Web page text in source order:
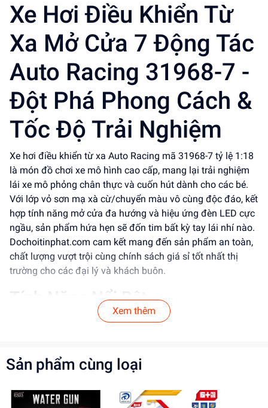
Xe Hơi Điều Khiển Từ
Xa Mở Cửa 7 Động Tác
Auto Racing 31968-7 -
Đột Phá Phong Cách &
Tốc Độ Trải Nghiệm
Xe hơi điều khiển từ xa Auto Racing mã 31968-7 tỷ lệ 1:18
là món đồ chơi xe mô hình cao cấp, mang lại trải nghiệm
lái xe mô phỏng chân thực và cuốn hút dành cho các bé.
Với lớp vỏ sơn mạ xà cừ/chuyển màu vô cùng độc đáo, kết
hợp tính năng mở cửa đa hướng và hiệu ứng đèn LED cực
ngầu, sản phẩm hứa hẹn sẽ đốn tim bất kỳ tay lái nhí nào.
Dochoitinphat.com cam kết mang đến sản phẩm an toàn,
chất lượng vượt trội cùng chính sách giá sỉ tốt nhất thị
trường cho các đại lý và khách buôn.
Tính Năng Nổi Bật
Thiết kế & Kiểu dáng:Mô hình xe MPV sang trọng tỷ
Tính năng mở cửa linh hoạt:
phá không gian nội thất mô phỏng bên trong.
Xem thêm
Sản phẩm cùng loại